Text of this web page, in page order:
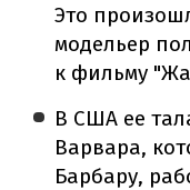
Это
модельер
к фильму
В США ее
Варвара,
Барбару,